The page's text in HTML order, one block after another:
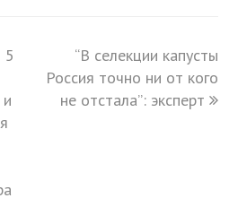
5
next
post:
“В селекции капусты
Россия точно ни от кого
не отстала”: эксперт